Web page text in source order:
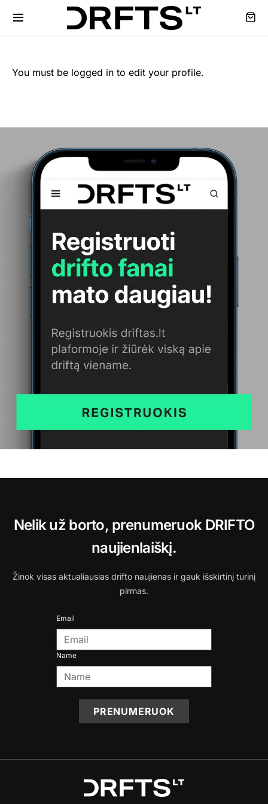
You must be logged in to edit your profile.
Nelik už borto, prenumeruok DRIFTO
naujienlaiškį.
Žinok visas aktualiausias drifto naujienas ir gauk išskirtinį turinį
pirmas.
Email
Name
PRENUMERUOK